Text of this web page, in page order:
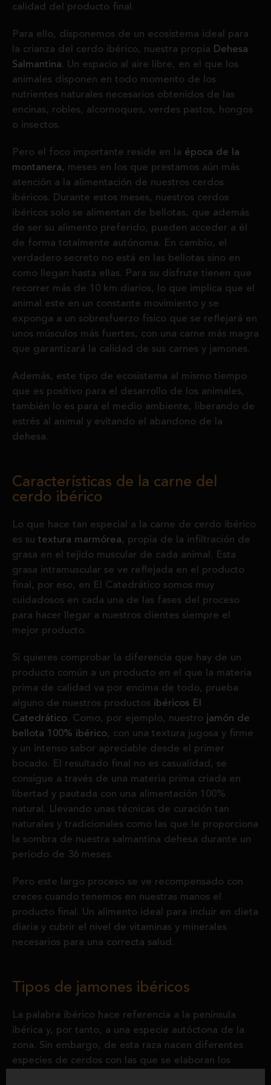
calidad del producto final.
Para ello, disponemos de un ecosistema ideal para
la crianza del cerdo ibérico, nuestra propia Dehesa
Salmantina. Un espacio al aire libre, en el que los
animales disponen en todo momento de los
nutrientes naturales necesarios obtenidos de las
encinas, robles, alcornoques, verdes pastos, hongos
o insectos.
Pero el foco importante reside en la época de la
montanera, meses en los que prestamos aún más
atención a la alimentación de nuestros cerdos
ibéricos. Durante estos meses, nuestros cerdos
ibéricos solo se alimentan de bellotas, que además
de ser su alimento preferido, pueden acceder a él
de forma totalmente autónoma. En cambio, el
verdadero secreto no está en las bellotas sino en
como llegan hasta ellas. Para su disfrute tienen que
recorrer más de 10 km diarios, lo que implica que el
animal este en un constante movimiento y se
exponga a un sobresfuerzo físico que se reflejará en
unos músculos más fuertes, con una carne más magra
que garantizará la calidad de sus carnes y jamones.
Además, este tipo de ecosistema al mismo tiempo
que es positivo para el desarrollo de los animales,
también lo es para el medio ambiente, liberando de
estrés al animal y evitando el abandono de la
dehesa.
Características de la carne del
cerdo ibérico
Lo que hace tan especial a la carne de cerdo ibérico
es su textura marmórea, propia de la infiltración de
grasa en el tejido muscular de cada animal. Esta
grasa intramuscular se ve reflejada en el producto
final, por eso, en El Catedrático somos muy
cuidadosos en cada una de las fases del proceso
para hacer llegar a nuestros clientes siempre el
mejor producto.
Si quieres comprobar la diferencia que hay de un
producto común a un producto en el que la materia
prima de calidad va por encima de todo, prueba
alguno de nuestros productos ibéricos El
Catedrático. Como, por ejemplo, nuestro jamón de
bellota 100% ibérico, con una textura jugosa y firme
y un intenso sabor apreciable desde el primer
bocado. El resultado final no es casualidad, se
consigue a través de una materia prima criada en
libertad y pautada con una alimentación 100%
natural. Llevando unas técnicas de curación tan
naturales y tradicionales como las que le proporciona
la sombra de nuestra salmantina dehesa durante un
período de 36 meses.
Pero este largo proceso se ve recompensado con
creces cuando tenemos en nuestras manos el
producto final. Un alimento ideal para incluir en dieta
diaria y cubrir el nivel de vitaminas y minerales
necesarios para una correcta salud.
Tipos de jamones ibéricos
La palabra ibérico hace referencia a la península
ibérica y, por tanto, a una especie autóctona de la
zona. Sin embargo, de esta raza nacen diferentes
especies de cerdos con las que se elaboran los